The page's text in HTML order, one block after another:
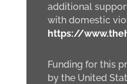
additional
with domestic
https://
Funding for this
by the United